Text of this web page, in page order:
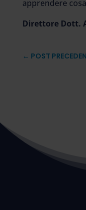
apprendere
Direttore Dott.
← POST